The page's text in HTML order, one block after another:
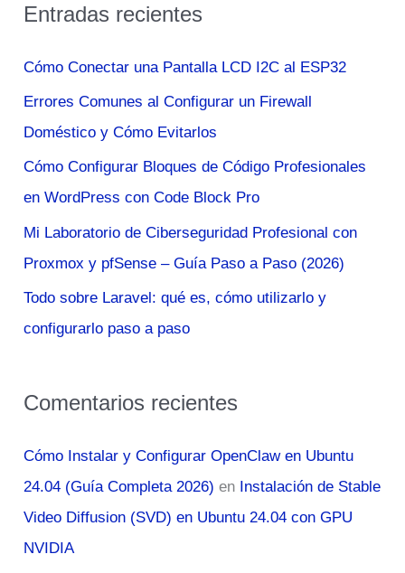
c
p
o
r
:
Entradas recientes
Cómo Conectar una Pantalla LCD I2C al ESP32
Errores Comunes al Configurar un Firewall
Doméstico y Cómo Evitarlos
Cómo Configurar Bloques de Código Profesionales
en WordPress con Code Block Pro
Mi Laboratorio de Ciberseguridad Profesional con
Proxmox y pfSense – Guía Paso a Paso (2026)
Todo sobre Laravel: qué es, cómo utilizarlo y
configurarlo paso a paso
Comentarios recientes
Cómo Instalar y Configurar OpenClaw en Ubuntu
24.04 (Guía Completa 2026) en Instalación de Stable
Video Diffusion (SVD) en Ubuntu 24.04 con GPU
NVIDIA